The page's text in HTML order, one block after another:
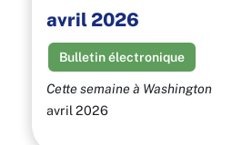
avril 2026
Bulletin électronique
Cette semaine à Washington
avril 2026